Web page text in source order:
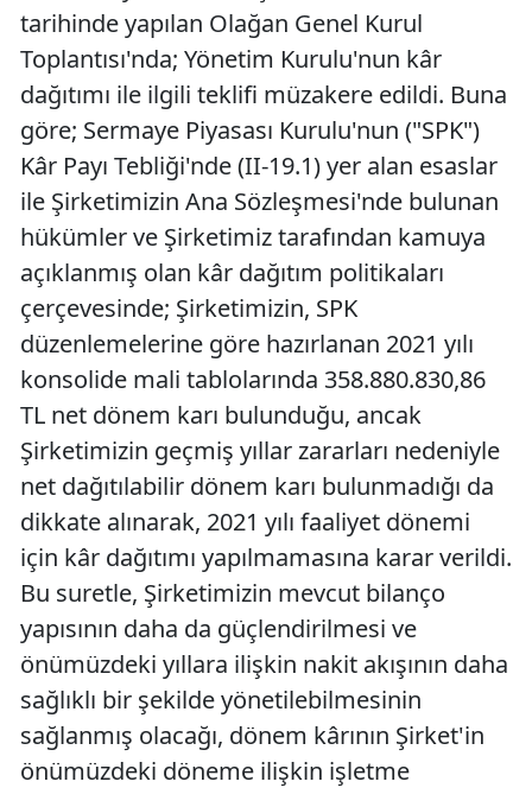
tarihinde yapılan Olağan Genel Kurul
Toplantısı'nda; Yönetim Kurulu'nun kâr
dağıtımı ile ilgili teklifi müzakere edildi. Buna
göre; Sermaye Piyasası Kurulu'nun ("SPK")
Kâr Payı Tebliği'nde (II-19.1) yer alan esaslar
ile Şirketimizin Ana Sözleşmesi'nde bulunan
hükümler ve Şirketimiz tarafından kamuya
açıklanmış olan kâr dağıtım politikaları
çerçevesinde; Şirketimizin, SPK
düzenlemelerine göre hazırlanan 2021 yılı
konsolide mali tablolarında 358.880.830,86
TL net dönem karı bulunduğu, ancak
Şirketimizin geçmiş yıllar zararları nedeniyle
net dağıtılabilir dönem karı bulunmadığı da
dikkate alınarak, 2021 yılı faaliyet dönemi
için kâr dağıtımı yapılmamasına karar verildi.
Bu suretle, Şirketimizin mevcut bilanço
yapısının daha da güçlendirilmesi ve
önümüzdeki yıllara ilişkin nakit akışının daha
sağlıklı bir şekilde yönetilebilmesinin
sağlanmış olacağı, dönem kârının Şirket'in
önümüzdeki döneme ilişkin işletme